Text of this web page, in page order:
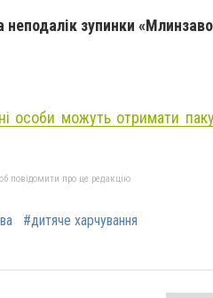
неподалік зупинки
особи можуть отримати
повідомити про це редакцію
#дитяче харчування